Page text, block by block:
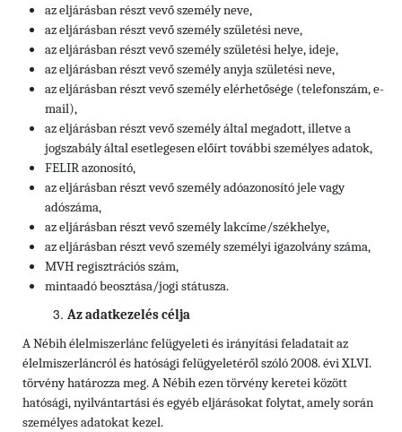
az eljárásban részt vevő személy neve,
az eljárásban részt vevő személy születési neve,
az eljárásban részt vevő személy születési helye, ideje,
az eljárásban részt vevő személy anyja születési neve,
az eljárásban részt vevő személy elérhetősége (telefonszám, e-
mail),
az eljárásban részt vevő személy által megadott, illetve a
jogszabály által esetlegesen előírt további személyes adatok,
FELIR azonosító,
az eljárásban részt vevő személyadóazonosító jele vagy
adószáma,
az eljárásban részt vevő személylakcíme/székhelye,
az eljárásban részt vevő személyszemélyi igazolvány száma,
MVH regisztrációs szám,
mintaadó beosztása/jogi státusza.
Az adatkezelés célja
A Nébih élelmiszerlánc felügyeleti és irányítási feladatait az
élelmiszerláncról és hatósági felügyeletéről szóló 2008. évi XLVI.
törvény határozza meg. A Nébih ezen törvény keretei között
hatósági, nyilvántartási és egyéb eljárásokat folytat, amely során
személyes adatokat kezel.